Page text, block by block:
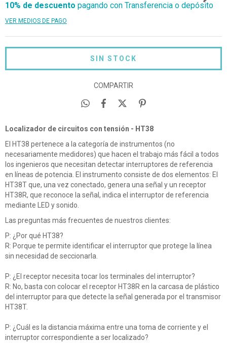
10% de descuento pagando con Transferencia o depósito
VER MEDIOS DE PAGO
COMPARTIR
Localizador de circuitos con tensión - HT38
El HT38 pertenece a la categoría de instrumentos (no
necesariamente medidores) que hacen el trabajo más fácil a todos
los ingenieros que necesitan detectar interruptores de referencia
en líneas de potencia. El instrumento consiste de dos elementos: El
HT38T que, una vez conectado, genera una señal y un receptor
HT38R, que reconoce la señal, indica el interruptor de referencia
mediante LED y sonido.
Las preguntas más frecuentes de nuestros clientes:
P: ¿Por qué HT38?
R: Porque te permite identificar el interruptor que protege la línea
sin necesidad de seccionarla.
P: ¿El receptor necesita tocar los terminales del interruptor?
R: No, basta con colocar el receptor HT38R en la carcasa de plástico
del interruptor para que detecte la señal generada por el transmisor
HT38T.
P: ¿Cuál es la distancia máxima entre una toma de corriente y el
interruptor correspondiente a ser localizado?